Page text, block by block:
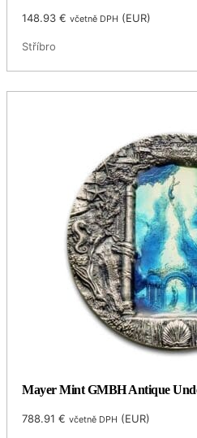
148.93€ včetně DPH (EUR)
Stříbro
Mayer Mint GMBH Antique
788.91€ včetně DPH (EUR)